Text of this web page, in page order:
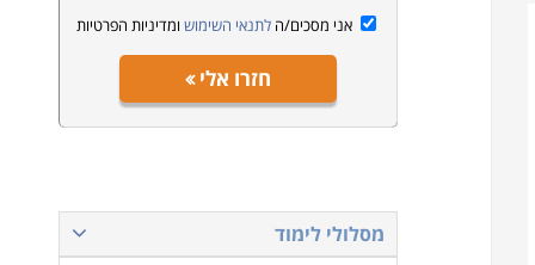
אני מסכים/הלתנאי השימוש ומדיניות הפרטיות
חזרו אלי
מסלולי לימוד